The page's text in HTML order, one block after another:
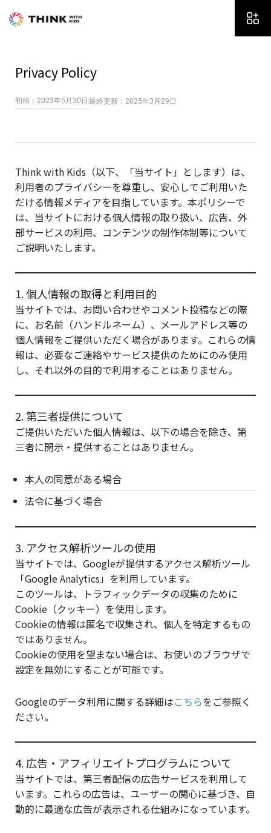
Privacy Policy
初稿：2023年5月30日 最終更新：2025年3月29日
Think with Kids（以下、「当サイト」とします）は、
利用者のプライバシーを尊重し、安心してご利用いた
だける情報メディアを目指しています。本ポリシーで
は、当サイトにおける個人情報の取り扱い、広告、外
部サービスの利用、コンテンツの制作体制等について
ご説明いたします。
1. 個人情報の取得と利用目的
当サイトでは、お問い合わせやコメント投稿などの際
に、お名前（ハンドルネーム）、メールアドレス等の
個人情報をご提供いただく場合があります。これらの情
報は、必要なご連絡やサービス提供のためにのみ使用
し、それ以外の目的で利用することはありません。
2. 第三者提供について
ご提供いただいた個人情報は、以下の場合を除き、第
三者に開示・提供することはありません。
本人の同意がある場合
法令に基づく場合
3. アクセス解析ツールの使用
当サイトでは、Googleが提供するアクセス解析ツール
「Google Analytics」を利用しています。
このツールは、トラフィックデータの収集のために
Cookie（クッキー）を使用します。
Cookieの情報は匿名で収集され、個人を特定するもの
ではありません。
Cookieの使用を望まない場合は、お使いのブラウザで
設定を無効にすることが可能です。
Googleのデータ利用に関する詳細はこちらをご参照く
ださい。
4. 広告・アフィリエイトプログラムについて
当サイトでは、第三者配信の広告サービスを利用して
います。これらの広告は、ユーザーの関心に基づき、自
動的に最適な広告が表示される仕組みになっています。